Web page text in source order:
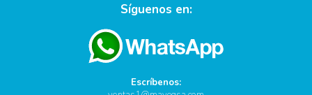
Síguenos en:
Escríbenos: